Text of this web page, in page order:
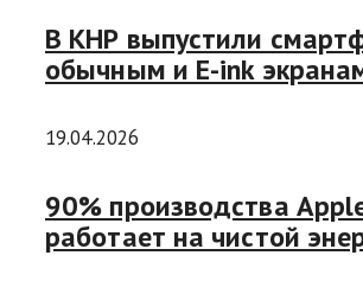
В КНР выпустили
обычным и E-ink
19.04.2026
90% производства
работает на чистой